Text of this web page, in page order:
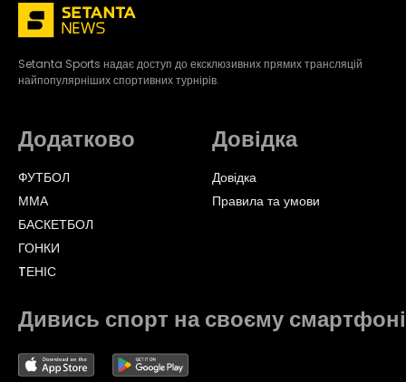
Setanta Sports надає доступ до ексклюзивних прямих трансляцій
найпопулярніших спортивних турнірів.
Додатково
ФУТБОЛ
ММА
БАСКЕТБОЛ
ГОНКИ
TЕНІС
Довідка
Довідка
Правила та умови
Дивись спорт на своєму смартфоні